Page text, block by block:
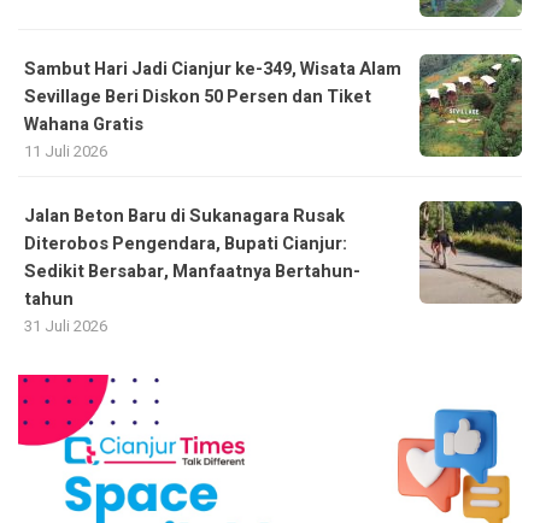
Sambut Hari Jadi Cianjur ke-349, Wisata Alam
Sevillage Beri Diskon 50 Persen dan Tiket
Wahana Gratis
11 Juli 2026
Jalan Beton Baru di Sukanagara Rusak
Diterobos Pengendara, Bupati Cianjur:
Sedikit Bersabar, Manfaatnya Bertahun-
tahun
31 Juli 2026